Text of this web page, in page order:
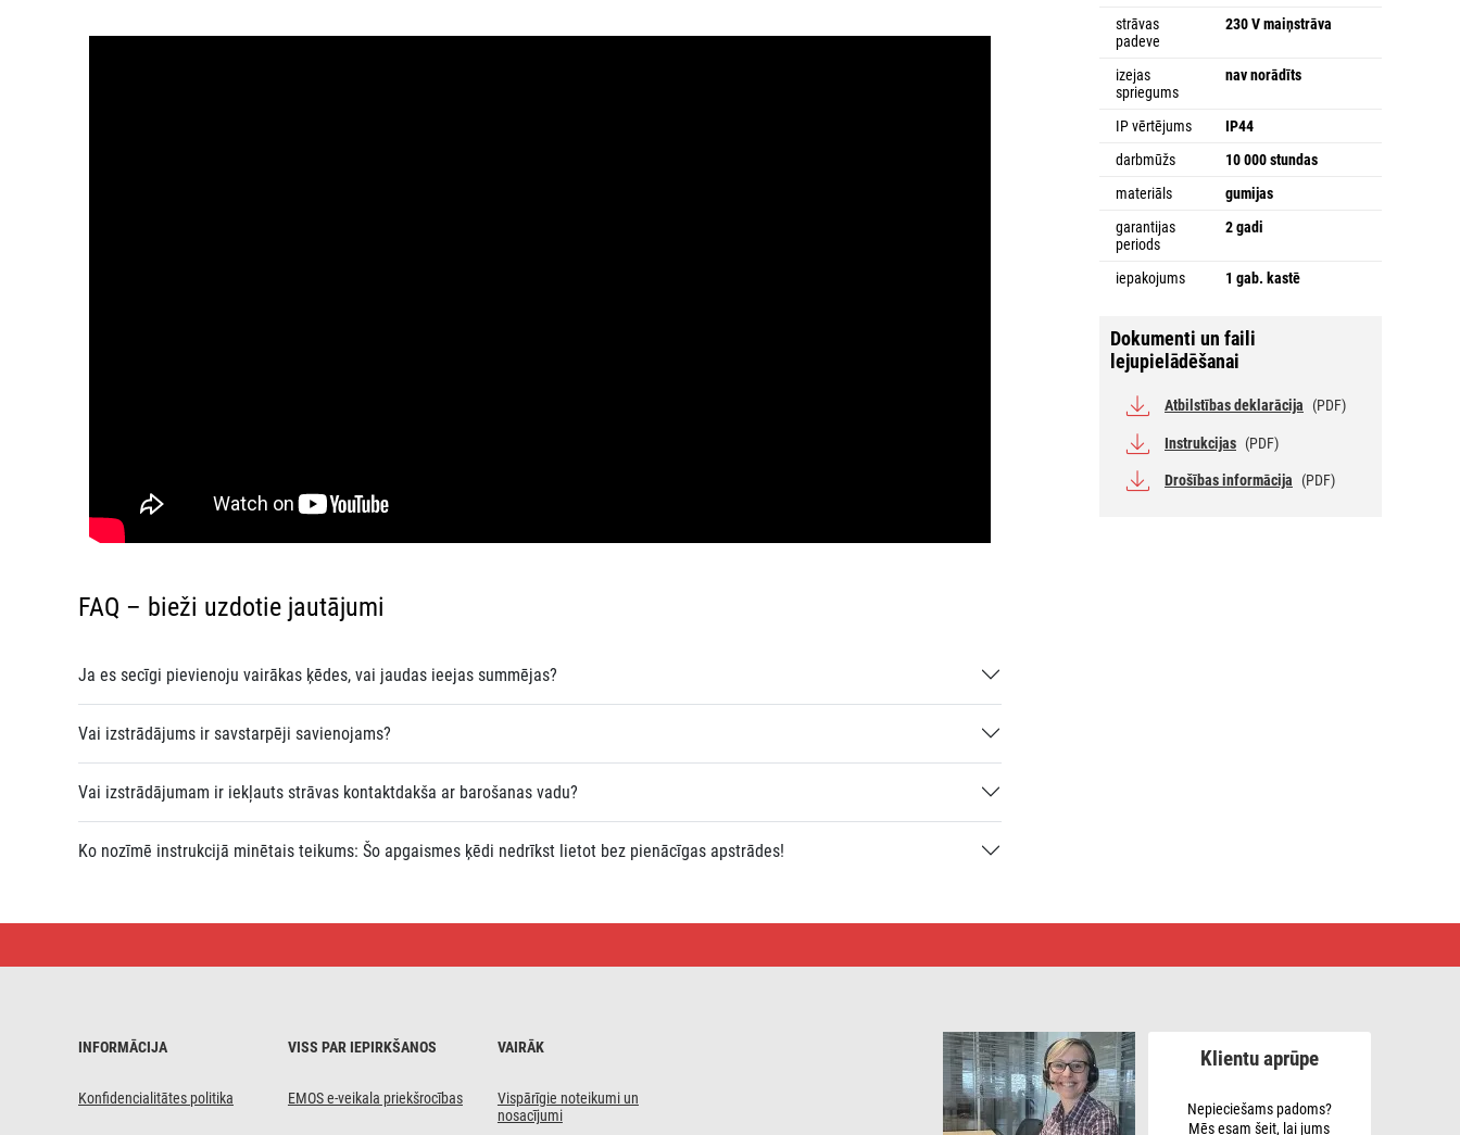
FAQ – bieži uzdotie jautājumi
Ja es secīgi pievienoju vairākas ķēdes, vai jaudas ieejas summējas?
Vai izstrādājums ir savstarpēji savienojams?
Vai izstrādājumam ir iekļauts strāvas kontaktdakša ar barošanas vadu?
Ko nozīmē instrukcijā minētais teikums: Šo apgaismes ķēdi nedrīkst lietot bez pienācīgas apstrādes!
strāvas
padeve
230 V maiņstrāva
izejas
spriegums
nav norādīts
IP vērtējums
IP44
darbmūžs
10 000 stundas
materiāls
gumijas
garantijas
periods
2 gadi
iepakojums 1 gab. kastē
Dokumenti un faili
lejupielādēšanai
Atbilstības deklarācija (PDF)
Instrukcijas (PDF)
Drošības informācija (PDF)
10x
INFORMĀCIJA
Konfidencialitātes politika
VISS PAR IEPIRKŠANOS
EMOS e-veikala priekšrocības
VAIRĀK
Vispārīgie noteikumi un
nosacījumi
Klientu aprūpe
Nepieciešams padoms?
Mēs esam šeit, lai jums